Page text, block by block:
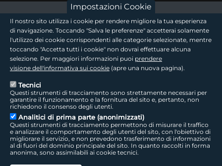
footer - sezione logo 1
footer - sezione logo2
footer - sezione link utili
Seguici sui social
LepidaTV | Accessibilità | Cookie | Privacy | Social Media Policy
Impostazioni Cookie
Il nostro sito utilizza i cookie per rendere migliore la tua esperienza
di navigazione. Toccando "Salva le preferenze" accetterai solamente
l'utilizzo dei cookie corrispondenti alle categorie selezionate, mentre
toccando "Accetta tutti i cookie" non dovrai effettuare alcuna
selezione. Per maggiori informazioni puoi prendere
visione dell'informativa sui cookie (apre una nuova pagina).
Tecnici
Questi strumenti di tracciamento sono strettamente necessari per
garantire il funzionamento e la fornitura del sito e, pertanto, non
richiedono il consenso degli utenti.
Analitici di prima parte (anonimizzati)
Questi strumenti di tracciamento permettono di misurare il traffico
e analizzare il comportamento degli utenti del sito, con l'obiettivo di
migliorare il servizio, e non prevedono trasferimento di informazioni
al di fuori del dominio principale del sito. In quanto raccolti in forma
anonima, sono assimilabili ai cookie tecnici.